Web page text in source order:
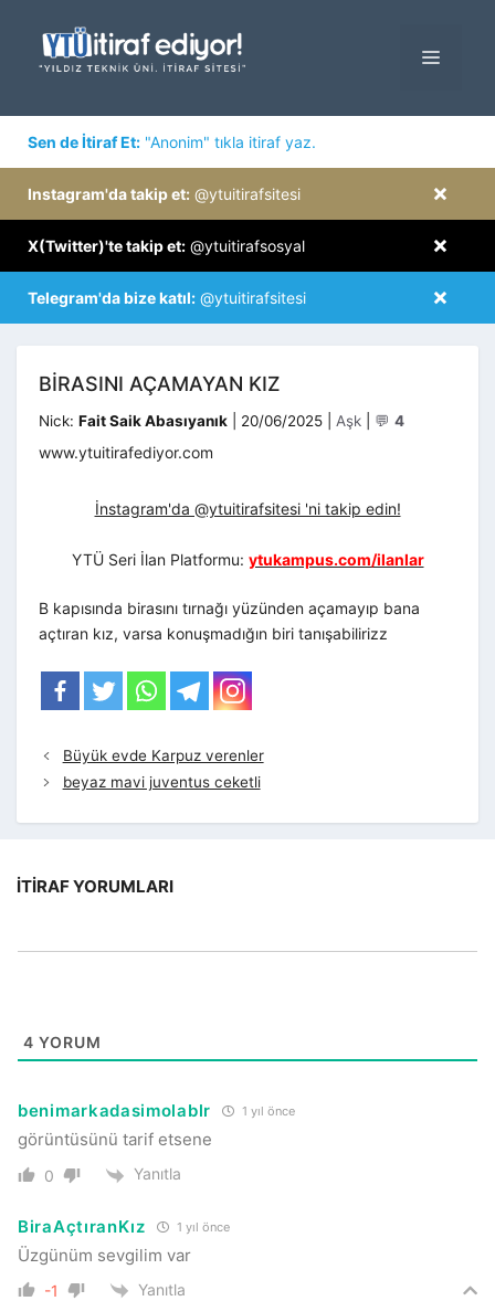
MENÜ
Sen de İtiraf Et: "Anonim" tıkla itiraf yaz.
×
Instagram'da takip et: @ytuitirafsitesi
×
X(Twitter)'te takip et: @ytuitirafsosyal
×
Telegram'da bize katıl: @ytuitirafsitesi
BIRASINI AÇAMAYAN KIZ
Nick: Fait Saik Abasıyanık 20/06/2025 Kategoriler
Aşk 💬 4
www.ytuitirafediyor.com
İnstagram'da @ytuitirafsitesi 'ni takip edin!
YTÜ Seri İlan Platformu: ytukampus.com/ilanlar
B kapısında birasını tırnağı yüzünden açamayıp bana
açtıran kız, varsa konuşmadığın biri tanışabilirizz
Büyük evde Karpuz verenler
beyaz mavi juventus ceketli
İTIRAF YORUMLARI
4 YORUM
benimarkadasimolablr 1 yıl önce
görüntüsünü tarif etsene
0 Yanıtla
BiraAçtıranKız 1 yıl önce
Üzgünüm sevgilim var
-1 Yanıtla